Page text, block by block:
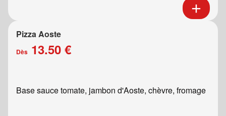
Pizza Aoste
Dès 13.50 €
Base sauce tomate, jambon d'Aoste, chèvre, fromage